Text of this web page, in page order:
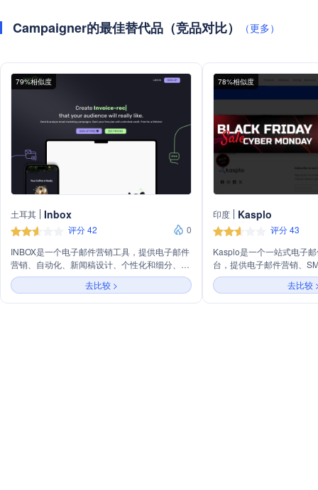
Campaigner的最佳替代品（竞品对比） （更多）
79%相似度
土耳其 Inbox
评分 42
0
INBOX是一个电子邮件营销工具，提供电子邮件
营销、自动化、新闻稿设计、个性化和细分、落
地页、注册表单、A/B测试、自动重发活动、事
务性邮件服务等功能。它支持多品牌管理、符合
多种法规的邮件发送、无限制发送、无额外费
去比较 >
78%相似度
印度 Kasplo
评分 43
Kasplo是一个一站式电子
台，提供电子邮件营销、
及客户评价和奖励机制。
力、自动化、高容量发送
模板和批量电子邮件验证
去比较